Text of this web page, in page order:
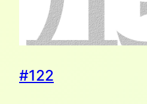
#122